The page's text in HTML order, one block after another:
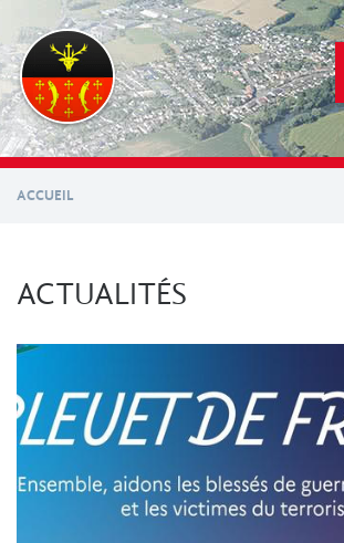
contenu
principal
ACCUEIL
ACTUALITÉS